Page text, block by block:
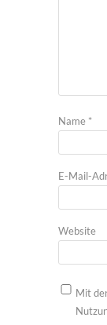
Name *
E-Mail-
Website
Mit